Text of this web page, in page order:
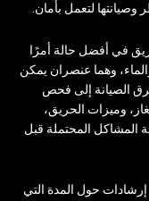
وصيانتها لتعمل بأمان.
في أفضل حالة أمرًا
وهما عنصران يمكن
الصيانة إلى فحص
وميزات الحريق،
المشاكل المحتملة قبل
إرشادات حول المدة التي